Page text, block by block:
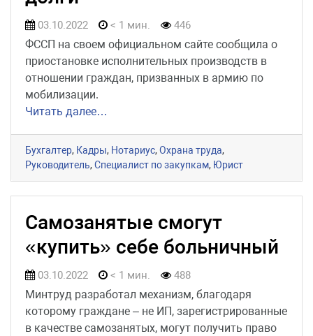
03.10.2022 < 1 мин. 446
ФССП на своем официальном сайте сообщила о
приостановке исполнительных производств в
отношении граждан, призванных в армию по
мобилизации.
Читать далее…
Бухгалтер, Кадры, Нотариус,Охрана труда,
Руководитель,Специалист по закупкам, Юрист
Самозанятые смогут
«купить» себе больничный
03.10.2022 < 1 мин. 488
Минтруд разработал механизм, благодаря
которому граждане – не ИП, зарегистрированные
в качестве самозанятых, могут получить право